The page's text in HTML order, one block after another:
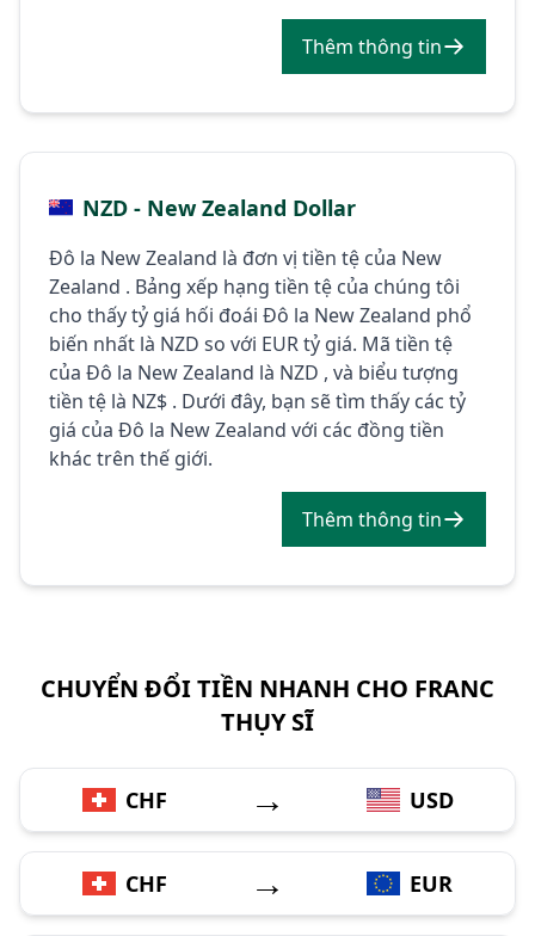
Thêm thông tin
NZD - New Zealand Dollar
Đô la New Zealand là đơn vị tiền tệ của New
Zealand . Bảng xếp hạng tiền tệ của chúng tôi
cho thấy tỷ giá hối đoái Đô la New Zealand phổ
biến nhất là NZD so với EUR tỷ giá. Mã tiền tệ
của Đô la New Zealand là NZD , và biểu tượng
tiền tệ là NZ$ . Dưới đây, bạn sẽ tìm thấy các tỷ
giá của Đô la New Zealand với các đồng tiền
khác trên thế giới.
Thêm thông tin
CHUYỂN ĐỔI TIỀN NHANH CHO FRANC
THỤY SĨ
CHF → USD
CHF → EUR